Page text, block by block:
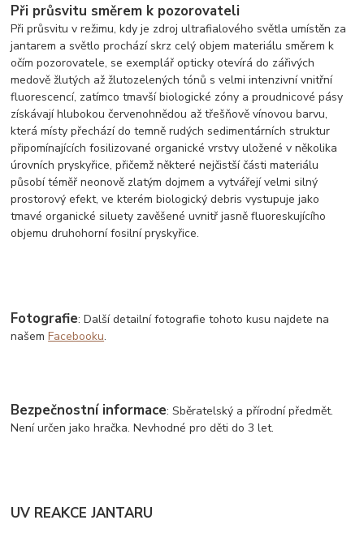
Při průsvitu směrem k pozorovateli
Při průsvitu v režimu, kdy je zdroj ultrafialového světla umístěn za
jantarem a světlo prochází skrz celý objem materiálu směrem k
očím pozorovatele, se exemplář opticky otevírá do zářivých
medově žlutých až žlutozelených tónů s velmi intenzivní vnitřní
fluorescencí, zatímco tmavší biologické zóny a proudnicové pásy
získávají hlubokou červenohnědou až třešňově vínovou barvu,
která místy přechází do temně rudých sedimentárních struktur
připomínajících fosilizované organické vrstvy uložené v několika
úrovních pryskyřice, přičemž některé nejčistší části materiálu
působí téměř neonově zlatým dojmem a vytvářejí velmi silný
prostorový efekt, ve kterém biologický debris vystupuje jako
tmavé organické siluety zavěšené uvnitř jasně fluoreskujícího
objemu druhohorní fosilní pryskyřice.
Fotografie: Další detailní fotografie tohoto kusu najdete na
našemFacebooku.
Bezpečnostní informace: Sběratelský a přírodní předmět.
Není určen jako hračka. Nevhodné pro děti do 3 let.
UV REAKCE JANTARU